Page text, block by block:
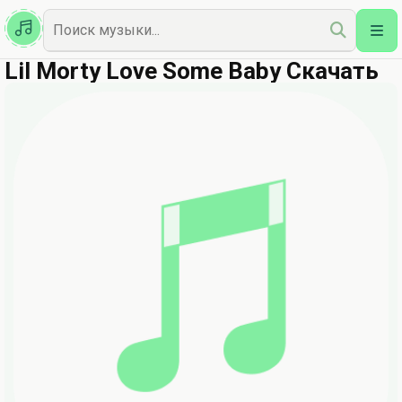
Казахская
Наш Топ
Lil Morty Love Some Baby Скачать